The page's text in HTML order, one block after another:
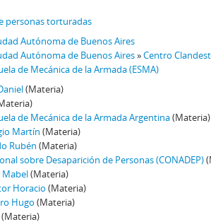
personas torturadas
Autónoma de Buenos Aires
Autónoma de Buenos Aires»Centro
de Mecánica de la Armada (ESMA)
(Materia)
de Mecánica de la Armada Argentina(Materia)
Martín (Materia)
Rubén (Materia)
sobre Desaparición de Personas (CONADEP)
Mabel(Materia)
Horacio (Materia)
Hugo (Materia)
(Materia)